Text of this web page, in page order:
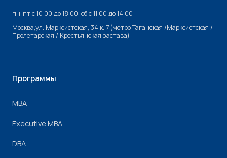
пн-пт с 10:00 до 18:00, cб с 11:00 до 14:00
Москва,ул. Марксистская, 34 к. 7 (метро Таганская /Марксистская /
Пролетарская / Крестьянская застава)
Программы
МВА
Executive MBA
DBA